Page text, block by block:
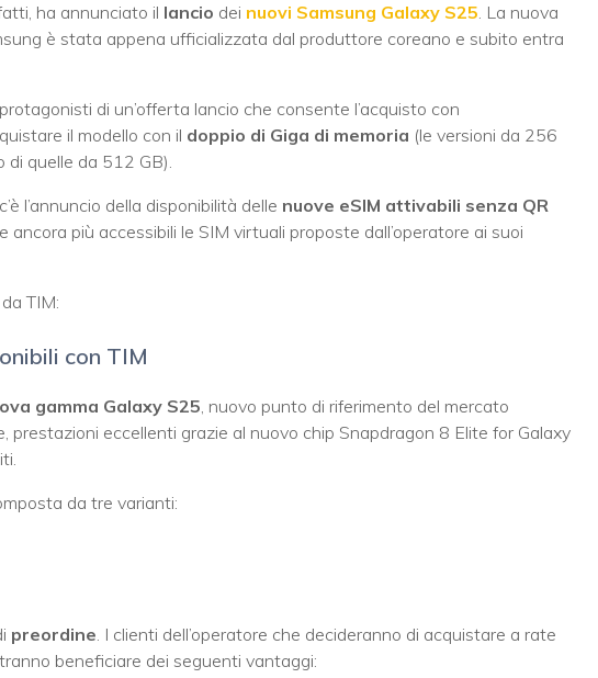
ha annunciato il lancio dei nuovi Samsung Galaxy S25. La nuova
è stata appena ufficializzata dal produttore coreano e subito entra
di un’offerta lancio che consente l’acquisto con
il modello con il doppio di Giga di memoria (le versioni da 256
di quelle da 512 GB).
l’annuncio della disponibilità delle nuove eSIM attivabili senza QR
ancora più accessibili le SIM virtuali proposte dall’operatore ai suoi
TIM:
con TIM
gamma Galaxy S25 , nuovo punto di riferimento del mercato
eccellenti grazie al nuovo chip Snapdragon 8 Elite for Galaxy
da tre varianti:
preordine . I clienti dell’operatore che decideranno di acquistare a rate
beneficiare dei seguenti vantaggi: